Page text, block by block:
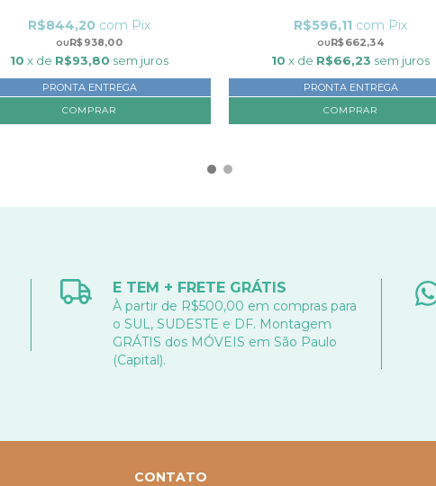
R$938,00
R$844,20 com Pix
10 x de R$93,80 sem juros
PRONTA ENTREGA
R$662,34
R$596,11 com Pix
10 x de R$66,23 sem juros
PRONTA ENTREGA
E TEM + FRETE GRÁTIS
À partir de R$500,00 em compras para
o SUL, SUDESTE e DF. Montagem
GRÁTIS dos MÓVEIS em São Paulo
(Capital).
CONTATO